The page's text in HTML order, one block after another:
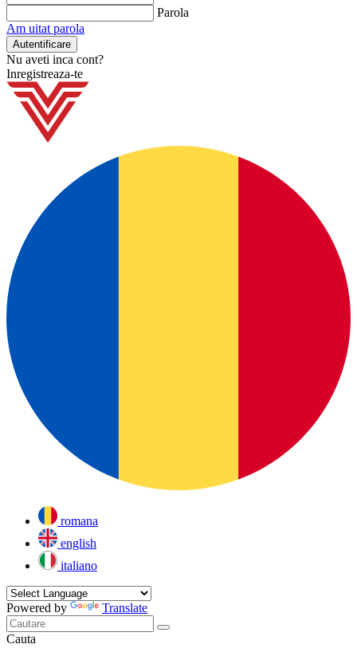
Parola
Am uitat parola
Nu aveti inca cont?
Inregistreaza-te
romana
english
italiano
Powered by Translate
Cauta